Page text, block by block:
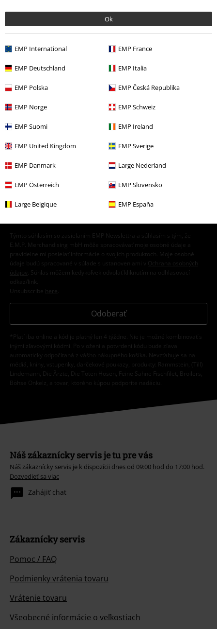
Ok
EMP International EMP France
EMP Deutschland EMP Italia
EMP Polska EMP Česká Republika
EMP Norge EMP Schweiz
EMP Suomi EMP Ireland
EMP United Kingdom EMP Sverige
EMP Danmark Large Nederland
EMP Österreich EMP Slovensko
Large Belgique EMP España
Napísať hodnotenie
E-Mail Newsletter
teraz! Viac
Týmto súhlasím so zasielaním EMP Newslettra a súhlasím s tým, že
E.M.P. Merchandising mbH môže spracovávať moje osobné údaje a
pravidelne mi posielať informácie o svojich produktoch. Moje osobné
údaje budú spracované v súlade s ustanoveniami v
Ochrana osobných
údajov
. Súhlas môžem kedykoľvek odvolať kliknutím na odhlasovací
odkaz/link.
Unsubscribe here
Odoberať
*Platí iba online a kód je platný len 4 týždne. Nie je možné kombinovať s
inými zľavovými kódmi. Po vložení a potvrdení kódu bude zľava
automaticky odpočítaná z vášho nákupného košíka. Nevzťahuje sa na
médiá, knihy, vstupenky, darčekové poukazy, produkty: Rammstein, (Till)
Lindemann, Die Ärzte, Die Toten Hosen, Feine Sahne Fischfilet, Broilers,
Böhse Onkelz, a tovar, ktorého kúpou podporíte nadáciu.
Náš zákaznícky servis je tu pre vás
Náš zákaznícky servis je k dispozícii dnes od 09:00 hod do 17:00 hod.
Dozvedieť sa viac
Zahájiť chat
Zákaznícky servis
Pomoc / FAQ
Podmienky vrátenia tovaru
Vrátenie tovaru
Všeobecné informácie o veľkostiach